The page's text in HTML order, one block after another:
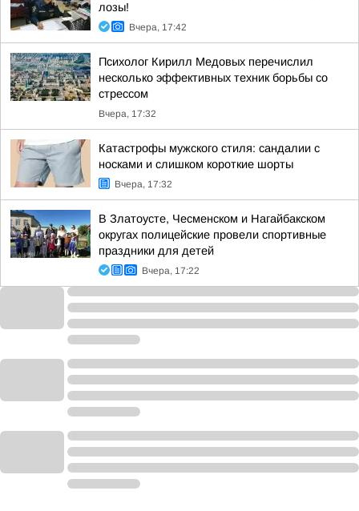
лозы!
Вчера, 17:42
Психолог Кирилл Медовых перечислил
несколько эффективных техник борьбы со
стрессом
Вчера, 17:32
Катастрофы мужского стиля: сандалии с
носками и слишком короткие шорты
Вчера, 17:32
В Златоусте, Чесменском и Нагайбакском
округах полицейские провели спортивные
праздники для детей
Вчера, 17:22